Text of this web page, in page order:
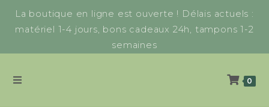
La boutique en ligne est ouverte ! Délais actuels :
matériel 1-4 jours, bons cadeaux 24h, tampons 1-2
semaines
0